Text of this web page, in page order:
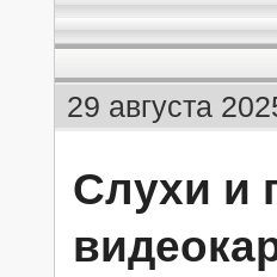
29 августа
Слухи и